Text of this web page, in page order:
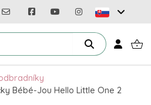
Bébé-Jou Hello Little One 2